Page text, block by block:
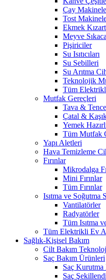
Çay
Tost
Ekmek
Meyve
Pişiriciler
Su Isıtıcıları
Su Sebilleri
Su Arıtma
Teknolojik
Tüm
Mutfak Gereçleri
Tava &
Çatal &
Yemek
Tüm Mutfak
Yapı Aletleri
Hava Temizleme
Fırınlar
Mikrodalga
Mini Fırınlar
Tüm Fırınlar
Isıtma ve Soğutma
Vantilatörler
Radyatörler
Tüm Isıtma
Tüm Elektrikli Ev
Sağlık-Kişisel Bakım
Cilt Bakım
Saç Bakım Ürünleri
Saç
Saç